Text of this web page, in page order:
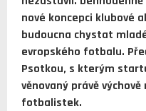
nové koncepci klubové
budoucna chystat
evropského fotbalu.
Psotkou, s kterým
věnovaný právě
fotbalistek.